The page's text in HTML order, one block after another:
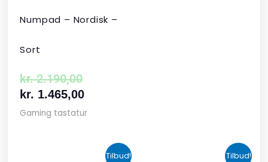
Numpad – Nordisk –
Sort
kr.2.190,00
kr. 1.465,00
Gaming tastatur
Tilbud! Tilbud!